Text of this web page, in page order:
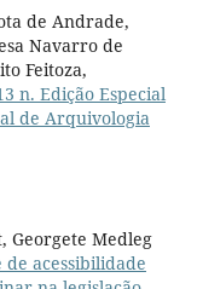
de Andrade,
Navarro de
Feitoza,
n. Edição Especial
de Arquivologia
Georgete Medleg
de acessibilidade